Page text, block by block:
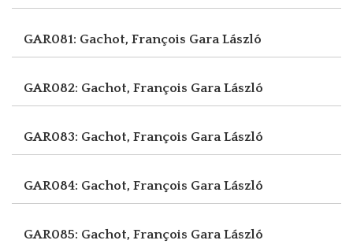
GAR081: Gachot, François Gara László
GAR082: Gachot, François Gara László
GAR083: Gachot, François Gara László
GAR084: Gachot, François Gara László
GAR085: Gachot, François Gara László